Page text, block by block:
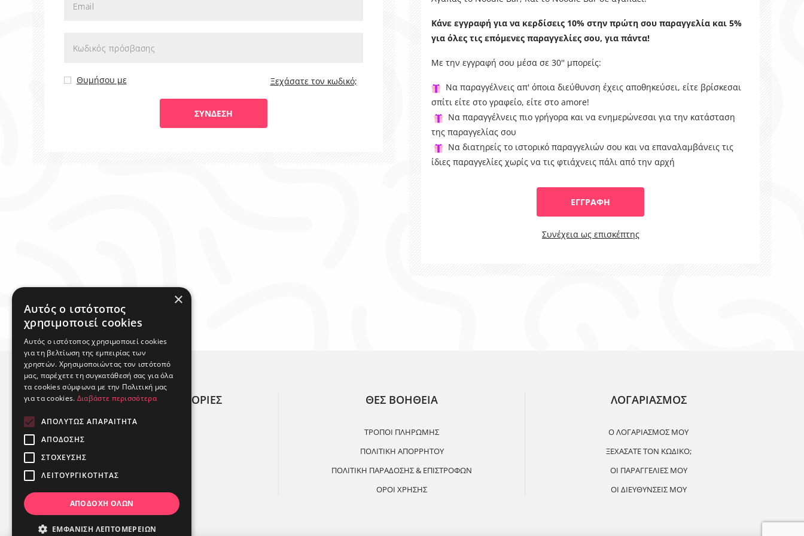
Θυμήσου με Ξεχάσατε τον κωδικό;
Κάνε εγγραφή για να κερδίσεις 10% στην πρώτη σου παραγγελία και 5%
για όλες τις επόμενες παραγγελίες σου, για πάντα!
Με την εγγραφή σου μέσα σε 30'' μπορείς:
Να παραγγέλνεις απ' όποια διεύθυνση έχεις αποθηκεύσει, είτε βρίσκεσαι
σπίτι είτε στο γραφείο, είτε στο amore!
Να παραγγέλνεις πιο γρήγορα και να ενημερώνεσαι για την κατάσταση
της παραγγελίας σου
Να διατηρείς το ιστορικό παραγγελιών σου και να επαναλαμβάνεις τις
ίδιες παραγγελίες χωρίς να τις φτιάχνεις πάλι από την αρχή
ΧΡΗΣΙΜΕΣ ΠΛΗΡΟΦΟΡΙΕΣ ΘΕΣ ΒΟΗΘΕΙΑ
ΤΡΟΠΟΙ ΠΛΗΡΩΜΗΣ
ΠΟΛΙΤΙΚΗ ΑΠΟΡΡΗΤΟΥ
ΠΟΛΙΤΙΚΗ ΠΑΡΑΔΟΣΗΣ & ΕΠΙΣΤΡΟΦΩΝ
ΟΡΟΙ ΧΡΗΣΗΣ
ΛΟΓΑΡΙΑΣΜΟΣ
Ο ΛΟΓΑΡΙΑΣΜΌΣ ΜΟΥ
ΞΕΧΆΣΑΤΕ ΤΟΝ ΚΩΔΙΚΌ;
ΟΙ ΠΑΡΑΓΓΕΛΊΕΣ ΜΟΥ
ΟΙ ΔΙΕΥΘΎΝΣΕΙΣ ΜΟΥ
×
Αυτός ο ιστότοπος
χρησιμοποιεί cookies
Αυτός ο ιστότοπος χρησιμοποιεί cookies
για τη βελτίωση της εμπειρίας των
χρηστών. Χρησιμοποιώντας τον ιστότοπό
μας, παρέχετε τη συγκατάθεσή σας για όλα
τα cookies σύμφωνα με την Πολιτική μας
για τα cookies. Διαβάστε περισσότερα
ΑΠΟΛΎΤΩΣ ΑΠΑΡΑΊΤΗΤΑ
ΑΠΌΔΟΣΗΣ
ΣΤΌΧΕΥΣΗΣ
ΛΕΙΤΟΥΡΓΙΚΌΤΗΤΑΣ
ΑΠΟΔΟΧΉ ΌΛΩΝ
ΕΜΦΆΝΙΣΗ ΛΕΠΤΟΜΕΡΕΙΏΝ